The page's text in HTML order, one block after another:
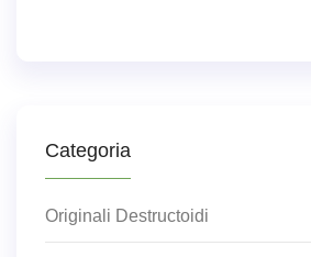
Categoria
Originali Destructoidi